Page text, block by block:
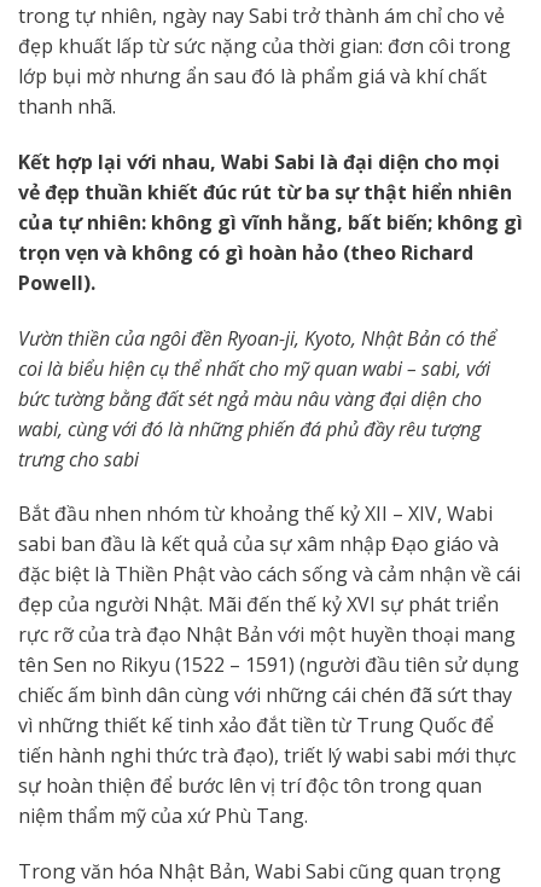
trong tự nhiên, ngày nay Sabi trở thành ám chỉ cho vẻ
đẹp khuất lấp từ sức nặng của thời gian: đơn côi trong
lớp bụi mờ nhưng ẩn sau đó là phẩm giá và khí chất
thanh nhã.
Kết hợp lại với nhau, Wabi Sabi là đại diện cho mọi
vẻ đẹp thuần khiết đúc rút từ ba sự thật hiển nhiên
của tự nhiên: không gì vĩnh hằng, bất biến; không gì
trọn vẹn và không có gì hoàn hảo (theo Richard
Powell).
Vườn thiền của ngôi đền Ryoan-ji, Kyoto, Nhật Bản có thể
coi là biểu hiện cụ thể nhất cho mỹ quan wabi – sabi, với
bức tường bằng đất sét ngả màu nâu vàng đại diện cho
wabi, cùng với đó là những phiến đá phủ đầy rêu tượng
trưng cho sabi
Bắt đầu nhen nhóm từ khoảng thế kỷ XII – XIV, Wabi
sabi ban đầu là kết quả của sự xâm nhập Đạo giáo và
đặc biệt là Thiền Phật vào cách sống và cảm nhận về cái
đẹp của người Nhật. Mãi đến thế kỷ XVI sự phát triển
rực rỡ của trà đạo Nhật Bản với một huyền thoại mang
tên Sen no Rikyu (1522 – 1591) (người đầu tiên sử dụng
chiếc ấm bình dân cùng với những cái chén đã sứt thay
vì những thiết kế tinh xảo đắt tiền từ Trung Quốc để
tiến hành nghi thức trà đạo), triết lý wabi sabi mới thực
sự hoàn thiện để bước lên vị trí độc tôn trong quan
niệm thẩm mỹ của xứ Phù Tang.
Trong văn hóa Nhật Bản, Wabi Sabi cũng quan trọng